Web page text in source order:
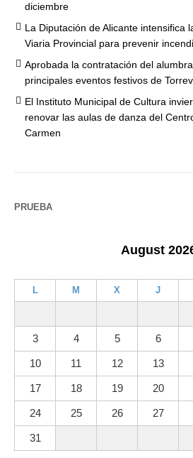
diciembre
La Diputación de Alicante intensifica
Viaria Provincial para prevenir
Aprobada la contratación del
principales eventos festivos de
El Instituto Municipal de Cultura
renovar las aulas de danza del
Carmen
PRUEBA
August
L M X J
3 4 5 6
10 11 12 13
17 18 19 20
24 25 26 27
31